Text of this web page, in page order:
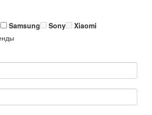
Samsung Sony
Xiaomi